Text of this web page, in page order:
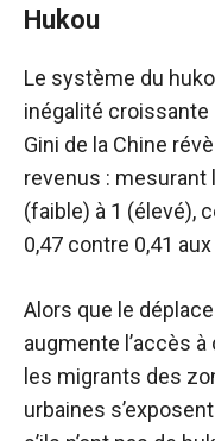
Hukou
Le système du
inégalité
Gini de la Chine
revenus : mesurant
(faible) à 1 (élevé),
0,47 contre 0,41
Alors que le
augmente l’accès
les migrants des
urbaines